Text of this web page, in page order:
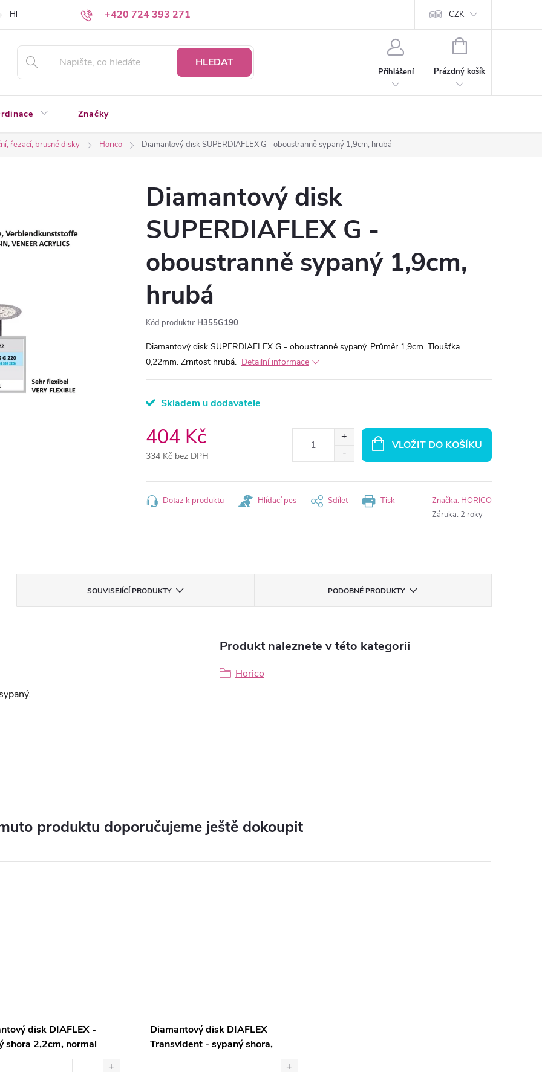
+420 724 393 271
Hledáte a nenacházíte? Napište nám CZK
HLEDAT
Přihlášení
NÁKUPNÍ
Prázdný košík
Značky
řezací, brusné disky Horico Diamantový disk SUPERDIAFLEX G - oboustranně sypaný 1,9cm, hrubá
Diamantový disk
SUPERDIAFLEX G -
oboustranně sypaný 1,9cm,
hrubá
Kód produktu: H355G190
Diamantový disk SUPERDIAFLEX G - oboustranně sypaný. Průměr 1,9cm. Tloušťka
0,22mm. Zrnitost hrubá. Detailní informace
Skladem u dodavatele
404 Kč
334 Kč bez DPH
cena:
VLOŽIT DO KOŠÍKU
Tisk
Dotaz k produktu Hlídací pes Sdílet Značka: HORICO
Záruka: 2 roky
SOUVISEJÍCÍ PRODUKTY PODOBNÉ PRODUKTY
Produkt naleznete v této kategorii
Horico
produktu doporučujeme ještě dokoupit
disk DIAFLEX -
shora 2,2cm, normal
Diamantový disk DIAFLEX
Transvident - sypaný shora,